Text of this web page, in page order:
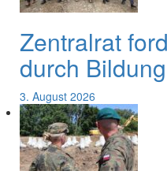
Zentralrat
durch
3. August 2026